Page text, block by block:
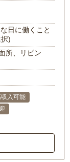
日に働くこと
)
所、リビン
収入可能